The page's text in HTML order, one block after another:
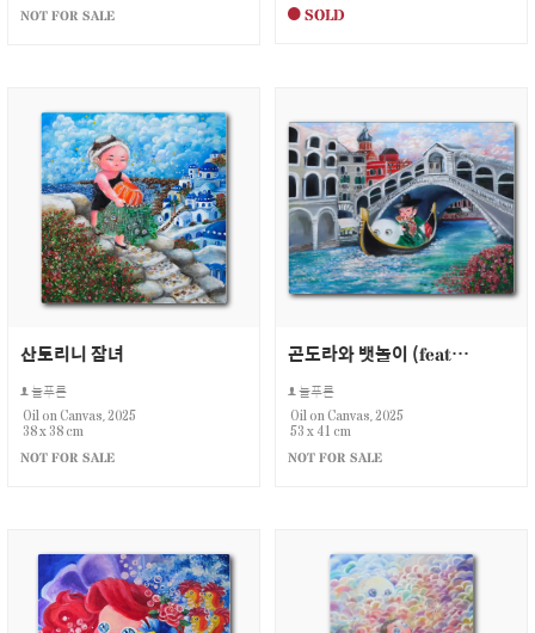
NOT FOR SALE
SOLD
산토리니 잠녀
늘푸른
Oil on Canvas, 2025
38 x 38 cm
NOT FOR SALE
곤도라와 뱃놀이 (feat. 베니스)
늘푸른
Oil on Canvas, 2025
53 x 41 cm
NOT FOR SALE